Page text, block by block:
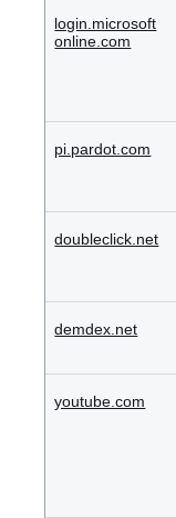
login.microsoft
online.com
pi.pardot.com
doubleclick.net
demdex.net
youtube.com